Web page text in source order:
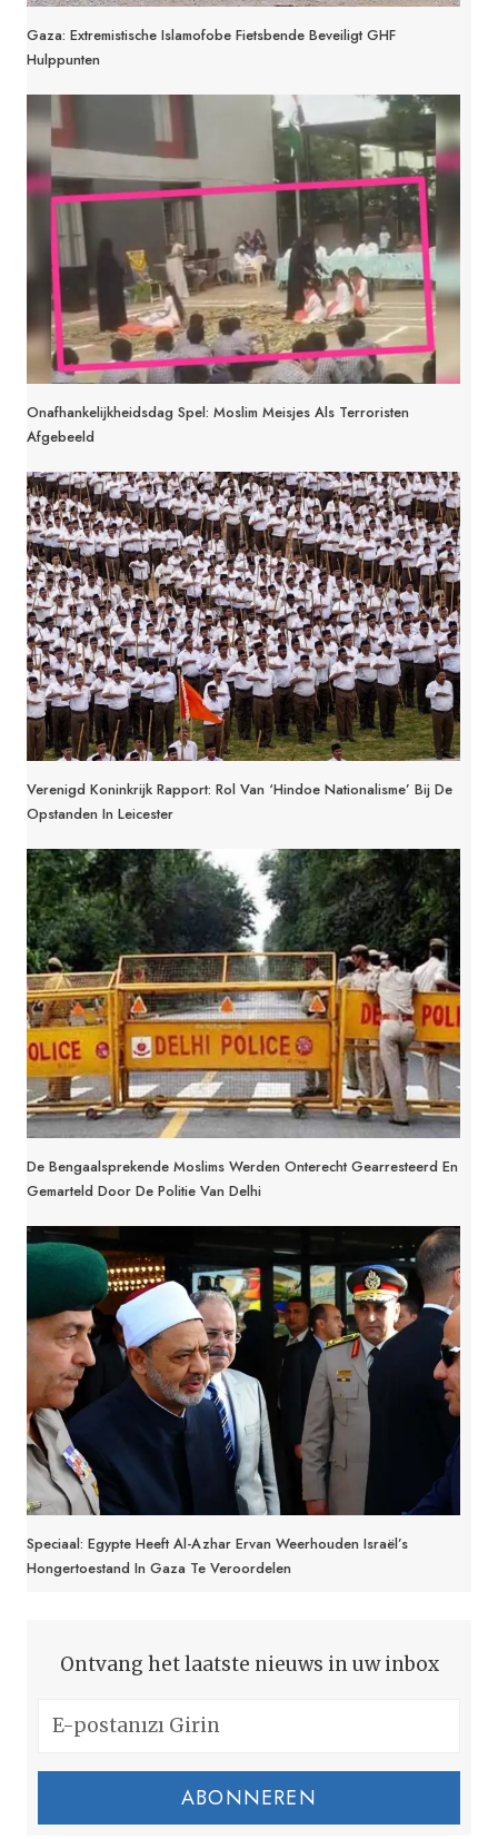
Gaza: Extremistische Islamofobe Fietsbende Beveiligt GHF
Hulppunten
Onafhankelijkheidsdag Spel: Moslim Meisjes Als Terroristen
Afgebeeld
Verenigd Koninkrijk Rapport: Rol Van ‘Hindoe Nationalisme’ Bij De
Opstanden In Leicester
De Bengaalsprekende Moslims Werden Onterecht Gearresteerd En
Gemarteld Door De Politie Van Delhi
Speciaal: Egypte Heeft Al-Azhar Ervan Weerhouden Israël’s
Hongertoestand In Gaza Te Veroordelen
Ontvang het laatste nieuws in uw inbox
ABONNEREN